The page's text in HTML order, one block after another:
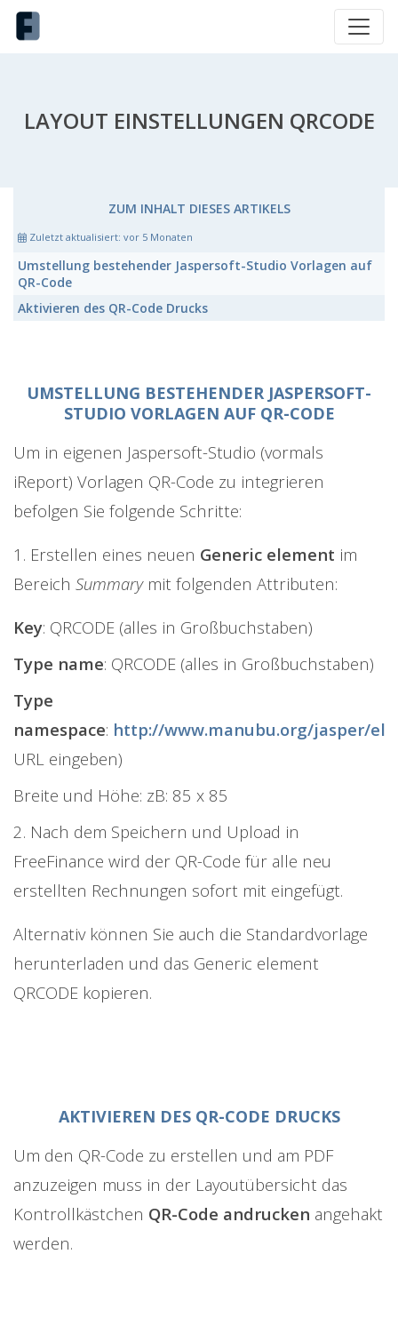
LAYOUT EINSTELLUNGEN QRCODE
ZUM INHALT DIESES ARTIKELS
Zuletzt aktualisiert: vor 5 Monaten
Umstellung bestehender Jaspersoft-Studio Vorlagen auf
QR-Code
Aktivieren des QR-Code Drucks
UMSTELLUNG BESTEHENDER JASPERSOFT-
STUDIO VORLAGEN AUF QR-CODE
Um in eigenen Jaspersoft-Studio (vormals
iReport) Vorlagen QR-Code zu integrieren
befolgen Sie folgende Schritte:
1. Erstellen eines neuen Generic element im
Bereich Summarymit folgenden Attributen:
Key: QRCODE (alles in Großbuchstaben)
Type name: QRCODE (alles in Großbuchstaben)
Type
namespace: http://www.manubu.org/jasper/
URL eingeben)
Breite und Höhe: zB: 85 x 85
2. Nach dem Speichern und Upload in
FreeFinance wird der QR-Code für alle neu
erstellten Rechnungen sofort mit eingefügt.
Alternativ können Sie auch die Standardvorlage
herunterladen und das Generic element
QRCODE kopieren.
AKTIVIEREN DES QR-CODE DRUCKS
Um den QR-Code zu erstellen und am PDF
anzuzeigen muss in der Layoutübersicht das
Kontrollkästchen QR-Code andrucken angehakt
werden.